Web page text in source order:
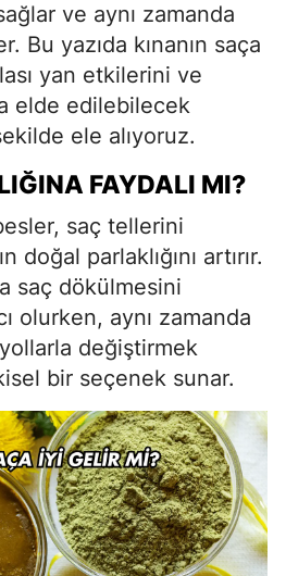
ve aynı zamanda
Bu yazıda kınanın saça
yan etkilerini ve
elde edilebilecek
ele alıyoruz.
FAYDALI MI?
saç tellerini
doğal parlaklığını artırır.
saç dökülmesini
olurken, aynı zamanda
değiştirmek
bir seçenek sunar.